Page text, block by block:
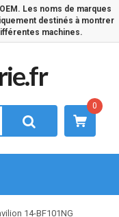
Les noms de marques
destinés à montrer
machines.
0
14-BF101NG